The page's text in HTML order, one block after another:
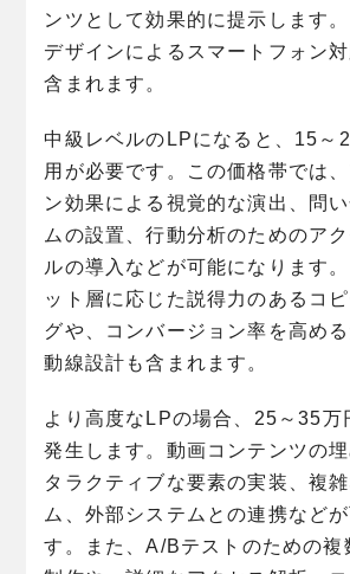
ンツとして効果的に提示します
デザインによるスマートフォン
含まれます。
中級レベルのLPになると、15～
用が必要です。この価格帯では
ン効果による視覚的な演出、問
ムの設置、行動分析のためのア
ルの導入などが可能になります
ット層に応じた説得力のあるコ
グや、コンバージョン率を高め
動線設計も含まれます。
より高度なLPの場合、25～35万
発生します。動画コンテンツの
タラクティブな要素の実装、複
ム、外部システムとの連携など
す。また、A/Bテストのための複